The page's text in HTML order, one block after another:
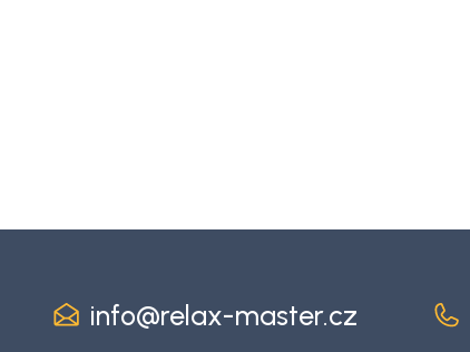
info@relax-master.cz